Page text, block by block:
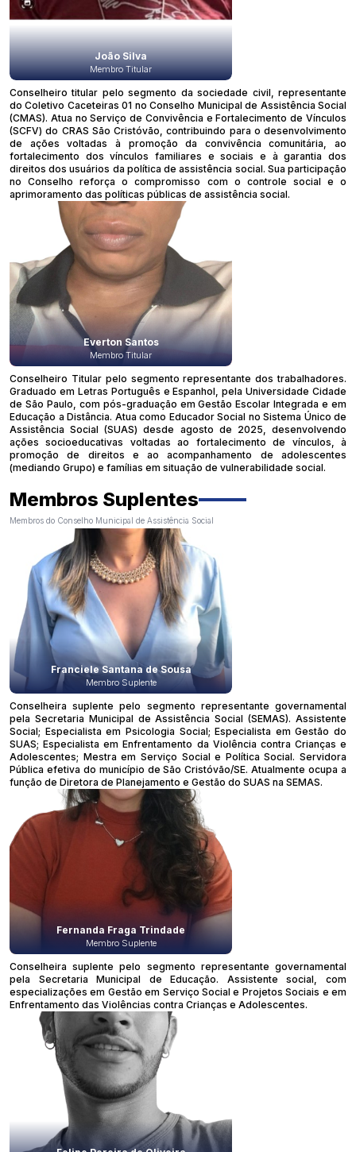
João Silva
Membro Titular
Conselheiro titular pelo segmento da sociedade civil, representante
do Coletivo Caceteiras 01 no Conselho Municipal de Assistência Social
(CMAS). Atua no Serviço de Convivência e Fortalecimento de Vínculos
(SCFV) do CRAS São Cristóvão, contribuindo para o desenvolvimento
de ações voltadas à promoção da convivência comunitária, ao
fortalecimento dos vínculos familiares e sociais e à garantia dos
direitos dos usuários da política de assistência social. Sua participação
no Conselho reforça o compromisso com o controle social e o
aprimoramento das políticas públicas de assistência social.
Everton Santos
Membro Titular
Conselheiro Titular pelo segmento representante dos trabalhadores.
Graduado em Letras Português e Espanhol, pela Universidade Cidade
de São Paulo, com pós-graduação em Gestão Escolar Integrada e em
Educação a Distância. Atua como Educador Social no Sistema Único de
Assistência Social (SUAS) desde agosto de 2025, desenvolvendo
ações socioeducativas voltadas ao fortalecimento de vínculos, à
promoção de direitos e ao acompanhamento de adolescentes
(mediando Grupo) e famílias em situação de vulnerabilidade social.
Membros Suplentes
Membros do Conselho Municipal de Assistência Social
Franciele Santana de Sousa
Membro Suplente
Conselheira suplente pelo segmento representante governamental
pela Secretaria Municipal de Assistência Social (SEMAS). Assistente
Social; Especialista em Psicologia Social; Especialista em Gestão do
SUAS; Especialista em Enfrentamento da Violência contra Crianças e
Adolescentes; Mestra em Serviço Social e Política Social. Servidora
Pública efetiva do município de São Cristóvão/SE. Atualmente ocupa a
função de Diretora de Planejamento e Gestão do SUAS na SEMAS.
Fernanda Fraga Trindade
Membro Suplente
Conselheira suplente pelo segmento representante governamental
pela Secretaria Municipal de Educação. Assistente social, com
especializações em Gestão em Serviço Social e Projetos Sociais e em
Enfrentamento das Violências contra Crianças e Adolescentes.